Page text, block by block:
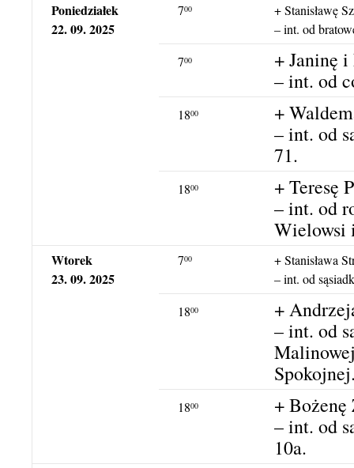
Poniedziałek
22. 09. 2025
700
+ Stanisławę
– int. od
700
+ Janinę
– int. od
1800
+
– int. od
71.
1800
+ Teresę
– int. od
Wielowsi
Wtorek
23. 09. 2025
700
+ Stanisława
– int. od
1800
+
– int. od
1800
+
– int. od
10a.